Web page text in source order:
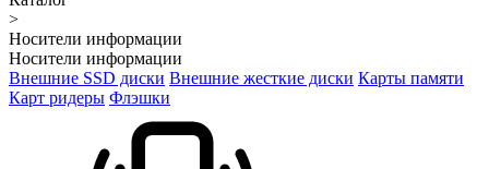
>
Носители информации
Носители информации
Внешние SSD диски Внешние жесткие диски Карты памяти
Карт ридеры Флэшки